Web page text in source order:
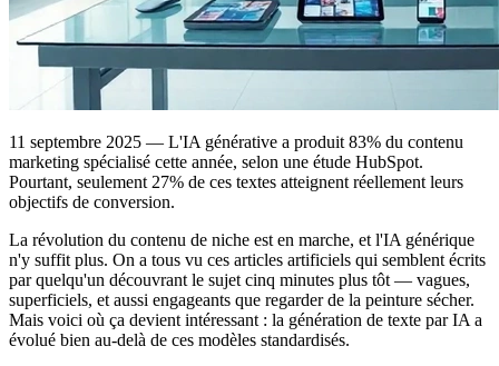
11 septembre 2025 — L'IA générative a produit 83% du contenu
marketing spécialisé cette année, selon une étude HubSpot.
Pourtant, seulement 27% de ces textes atteignent réellement leurs
objectifs de conversion.
La révolution du contenu de niche est en marche, et l'IA générique
n'y suffit plus. On a tous vu ces articles artificiels qui semblent écrits
par quelqu'un découvrant le sujet cinq minutes plus tôt — vagues,
superficiels, et aussi engageants que regarder de la peinture sécher.
Mais voici où ça devient intéressant : la génération de texte par IA a
évolué bien au-delà de ces modèles standardisés.